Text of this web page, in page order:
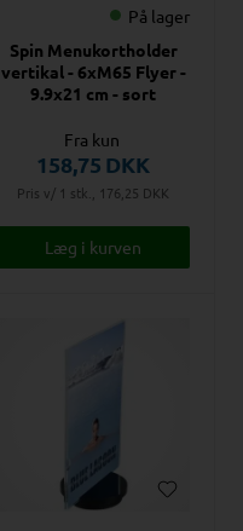
På lager
Spin Menukortholder
vertikal - 6xM65 Flyer -
9.9x21 cm - sort
Fra kun
158,75 DKK
Pris v/ 1 stk., 176,25 DKK